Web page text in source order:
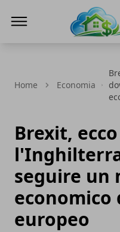
Home Economia
Brexit,
seguire un
economico
europeo